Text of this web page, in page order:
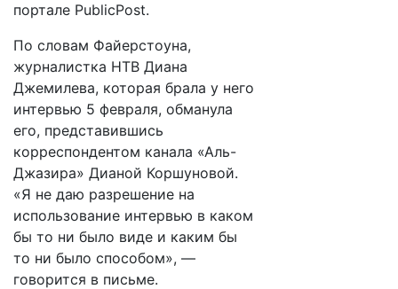
портале PublicPost.
По словам Файерстоуна,
журналистка НТВ Диана
Джемилева, которая брала у него
интервью 5 февраля, обманула
его, представившись
корреспондентом канала «Аль-
Джазира» Дианой Коршуновой.
«Я не даю разрешение на
использование интервью в каком
бы то ни было виде и каким бы
то ни было способом», —
говорится в письме.